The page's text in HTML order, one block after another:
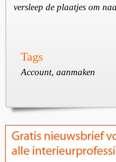
versleep de plaatjes om
Tags
Account, aanmaken